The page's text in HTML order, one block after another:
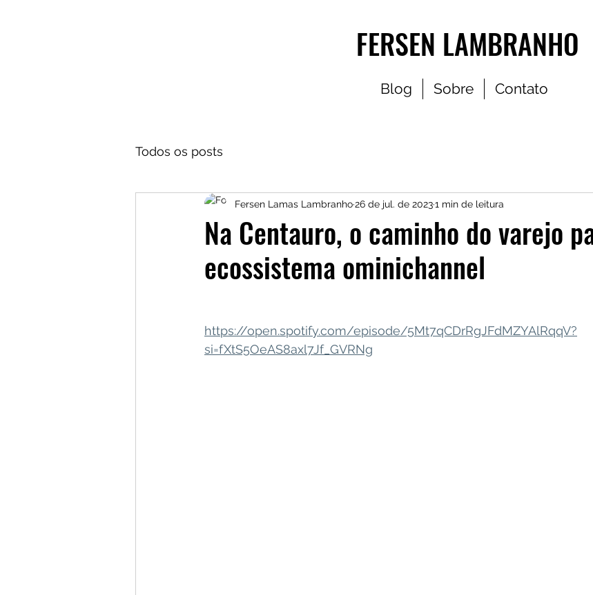
FERSEN LAMBRANHO
Blog Sobre Contato
Todos os posts
Na Centauro, o caminho do varejo
ecossistema ominichannel
Fersen Lamas Lambranho26 de jul. de 20231 min de leitura
https://open.spotify.com/episode/5Mt7qCDrRgJFdMZYAlRqqV?
si=fXtS5OeAS8axl7Jf_GVRNg